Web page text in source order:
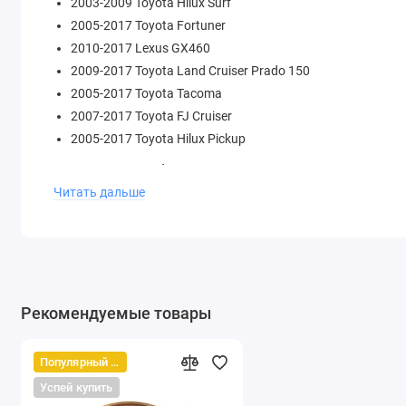
2003-2009 Toyota Hilux Surf
2005-2017 Toyota Fortuner
2010-2017 Lexus GX460
2009-2017 Toyota Land Cruiser Prado 150
2005-2017 Toyota Tacoma
2007-2017 Toyota FJ Cruiser
2005-2017 Toyota Hilux Pickup
Примечание: Эта блокировка подходит для установки
ставится только с заводскими парами 3.91 и 4.10, 4.30,
Актуатор блокировки с резиновыми уплотнениями
Кнопка для активации блокировки
Фитинги для врезки в редуктор моста
Трубка для воздуха
Читать дальше
Рекомендуемые товары
Популярный товар
Успей купить